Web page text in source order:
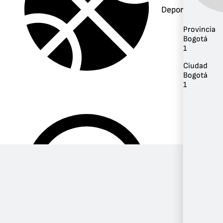
Deportes
Provincia
Bogotá
1
Ciudad
Bogotá
1